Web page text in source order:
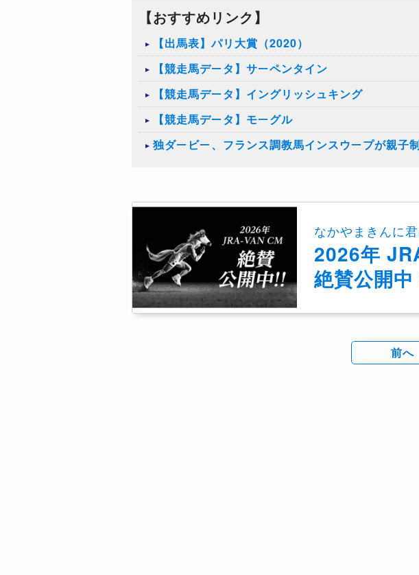
【おすすめリンク】
【出馬表】パリ大賞（2020）
【競走馬データ】サーペンタイン
【競走馬データ】イングリッシュキング
【競走馬データ】モーグル
独ダービー、フランス調教馬インスウープが親子
なかやまきんに
2026年
絶賛公開中
前へ